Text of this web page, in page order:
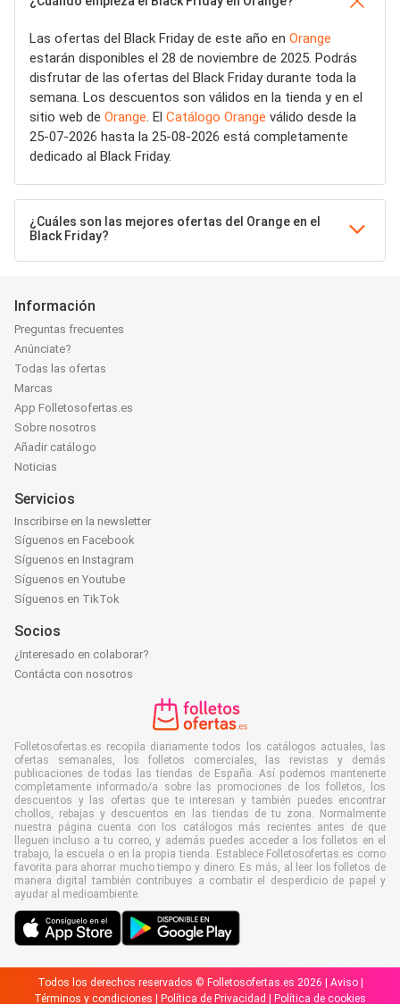
Las ofertas del Black Friday de este año en Orange
estarán disponibles el 28 de noviembre de 2025. Podrás
disfrutar de las ofertas del Black Friday durante toda la
semana. Los descuentos son válidos en la tienda y en el
sitio web de Orange. El Catálogo Orange válido desde la
25-07-2026 hasta la 25-08-2026 está completamente
dedicado al Black Friday.
¿Cuáles son las mejores ofertas del Orange en el
Black Friday?
Información
Preguntas frecuentes
Anúnciate?
Todas las ofertas
Marcas
App Folletosofertas.es
Sobre nosotros
Añadir catálogo
Noticias
Servicios
Inscribirse en la newsletter
Síguenos en Facebook
Síguenos en Instagram
Síguenos en Youtube
Síguenos en TikTok
Socios
¿Interesado en colaborar?
Contácta con nosotros
Folletosofertas.es recopila diariamente todos los catálogos actuales, las
ofertas semanales, los folletos comerciales, las revistas y demás
publicaciones de todas las tiendas de España. Así podemos mantenerte
completamente informado/a sobre las promociones de los folletos, los
descuentos y las ofertas que te interesan y también puedes encontrar
chollos, rebajas y descuentos en las tiendas de tu zona. Normalmente
nuestra página cuenta con los catálogos más recientes antes de que
lleguen incluso a tu correo, y además puedes acceder a los folletos en el
trabajo, la escuela o en la propia tienda. Establece Folletosofertas.es como
favorita para ahorrar mucho tiempo y dinero. Es más, al leer los folletos de
manera digital también contribuyes a combatir el desperdicio de papel y
ayudar al medioambiente.
Todos los derechos reservados © Folletosofertas.es 2026 | Aviso|
Términos y condiciones
Política de Privacidad Política de cookies